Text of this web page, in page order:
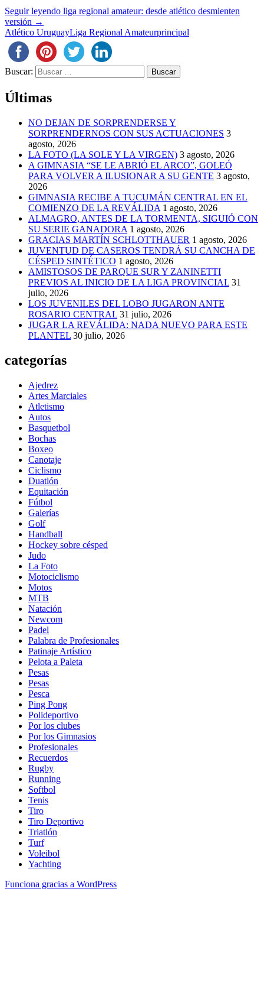
Seguir leyendo liga regional amateur: desde atlético desmienten
versión →
Atlético UruguayLiga Regional Amateurprincipal
Buscar:
Últimas
NO DEJAN DE SORPRENDERSE Y
SORPRENDERNOS CON SUS ACTUACIONES 3
agosto, 2026
LA FOTO (LA SOLE Y LA VIRGEN) 3 agosto, 2026
A GIMNASIA “SE LE ABRIÓ EL ARCO”, GOLEÓ
PARA VOLVER A ILUSIONAR A SU GENTE 3 agosto,
2026
GIMNASIA RECIBE A TUCUMÁN CENTRAL EN EL
COMIENZO DE LA REVÁLIDA 1 agosto, 2026
ALMAGRO, ANTES DE LA TORMENTA, SIGUIÓ CON
SU SERIE GANADORA 1 agosto, 2026
GRACIAS MARTÍN SCHLOTTHAUER 1 agosto, 2026
JUVENTUD DE CASEROS TENDRÁ SU CANCHA DE
CÉSPED SINTÉTICO 1 agosto, 2026
AMISTOSOS DE PARQUE SUR Y ZANINETTI
PREVIOS AL INICIO DE LA LIGA PROVINCIAL 31
julio, 2026
LOS JUVENILES DEL LOBO JUGARON ANTE
ROSARIO CENTRAL 31 julio, 2026
JUGAR LA REVÁLIDA: NADA NUEVO PARA ESTE
PLANTEL 30 julio, 2026
categorías
Ajedrez
Artes Marciales
Atletismo
Autos
Basquetbol
Bochas
Boxeo
Canotaje
Ciclismo
Duatlón
Equitación
Fútbol
Galerías
Golf
Handball
Hockey sobre césped
Judo
La Foto
Motociclismo
Motos
MTB
Natación
Newcom
Padel
Palabra de Profesionales
Patinaje Artístico
Pelota a Paleta
Pesas
Pesas
Pesca
Ping Pong
Polideportivo
Por los clubes
Por los Gimnasios
Profesionales
Recuerdos
Rugby
Running
Softbol
Tenis
Tiro
Tiro Deportivo
Triatlón
Turf
Voleibol
Yachting
Funciona gracias a WordPress